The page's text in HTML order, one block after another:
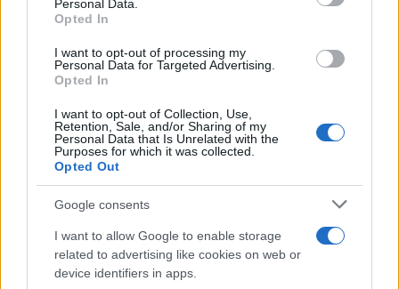
Personal Data.
Opted In
I want to opt-out of processing my
Personal Data for Targeted Advertising.
Opted In
I want to opt-out of Collection, Use,
Retention, Sale, and/or Sharing of my
Personal Data that Is Unrelated with the
Purposes for which it was collected.
Opted Out
Google consents
I want to allow Google to enable storage
related to advertising like cookies on web or
device identifiers in apps.
Sanne De Vries · 6 aug 2026